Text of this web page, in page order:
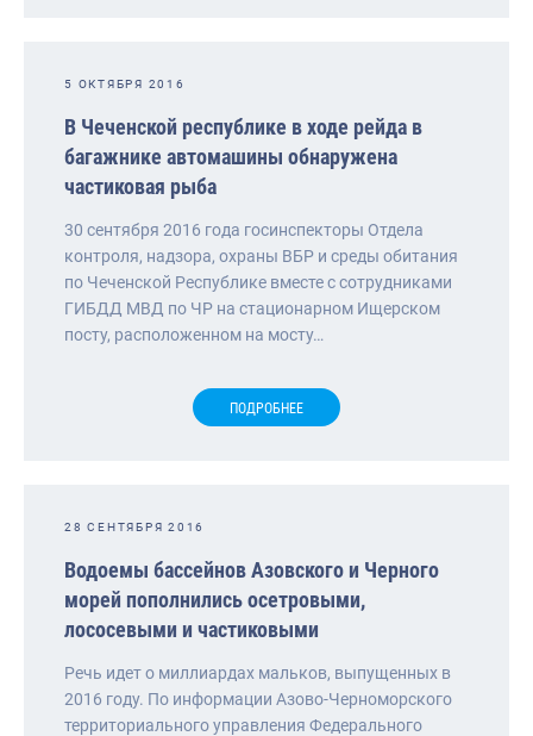
5 ОКТЯБРЯ 2016
В Чеченской республике в ходе рейда в
багажнике автомашины обнаружена
частиковая рыба
30 сентября 2016 года госинспекторы Отдела
контроля, надзора, охраны ВБР и среды обитания
по Чеченской Республике вместе с сотрудниками
ГИБДД МВД по ЧР на стационарном Ищерском
посту, расположенном на мосту…
ПОДРОБНЕЕ
28 СЕНТЯБРЯ 2016
Водоемы бассейнов Азовского и Черного
морей пополнились осетровыми,
лососевыми и частиковыми
Речь идет о миллиардах мальков, выпущенных в
2016 году. По информации Азово-Черноморского
территориального управления Федерального